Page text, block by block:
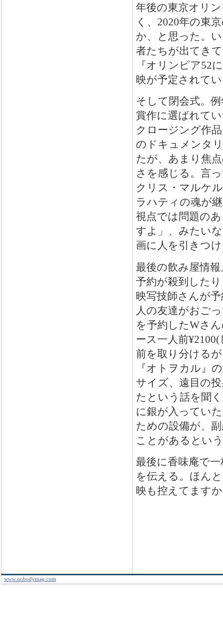
年後の東京オリ
く、2020年の東
か、と思った。
者たちが出てき
『オリンピア52
映が予定されて
そして閉会式。
賞作に選ばれて
クロージング作
のドキュメンタ
たが、あまり焦
さを感じる。言
クリス・マルケ
ラハティの魂が
視点では問題の
すよ」、みたい
画に人を引きつ
最後の飲み屋情
予約が殺到した
映写技師さんが
人の友達がおご
を予約したWさ
ース一人前
前を取り分ける
『オトヲカル』
サイズ、遠目の
たという話を聞
に銀が入ってい
ための設備が、
ことがあるとい
最後に香味庵で
を伝える。ほん
映も控えてます
www.nobodymag.com